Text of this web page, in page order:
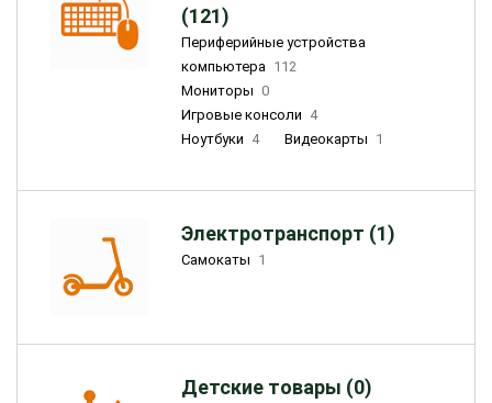
(121)
Периферийные устройства
компьютера 112
Мониторы 0
Игровые консоли 4
Ноутбуки 4 Видеокарты 1
Электротранспорт (1)
Самокаты 1
Детские товары (0)